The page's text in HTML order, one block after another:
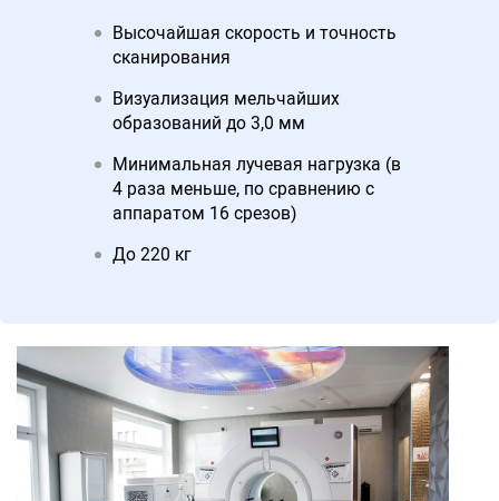
Высочайшая скорость и точность
сканирования
Визуализация мельчайших
образований до 3,0 мм
Минимальная лучевая нагрузка (в
4 раза меньше, по сравнению с
аппаратом 16 срезов)
До 220 кг